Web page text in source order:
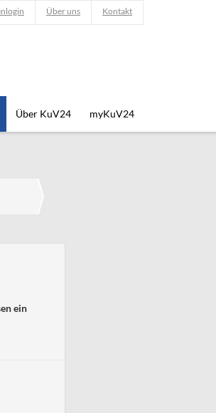
Über uns Kontakt
Über KuV24 myKuV24
ein